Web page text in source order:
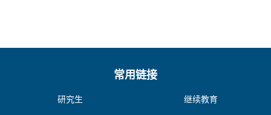
常用链接
研究生 继续教育